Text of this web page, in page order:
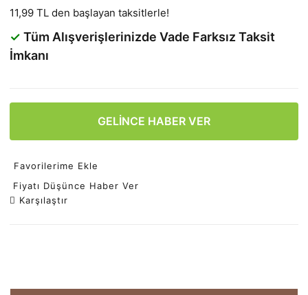
11,99 TL den başlayan taksitlerle!
✓ Tüm Alışverişlerinizde Vade Farksız Taksit
İmkanı
GELİNCE HABER VER
Favorilerime Ekle
Fiyatı Düşünce Haber Ver
Karşılaştır